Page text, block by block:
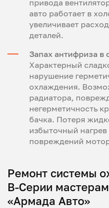
привода
авто работает в
увеличивает
деталей.
Запах антифриза в
Характерный
нарушение
охлаждения.
радиатора,
негерметичность
бачка. Потеря
избыточный
повреждений
Ремонт системы
B-Серии
«Армада Авто»